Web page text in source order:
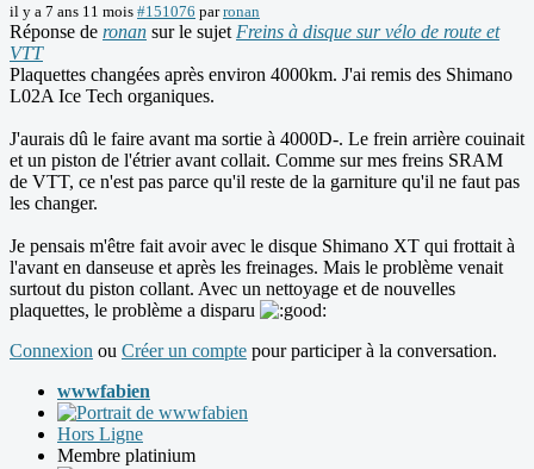
il y a 7 ans 11 mois #151076 parronan
Réponse de ronan sur le sujet Freins à disque sur vélo de route et
VTT
Plaquettes changées après environ 4000km. J'ai remis des Shimano
L02A Ice Tech organiques.
J'aurais dû le faire avant ma sortie à 4000D-. Le frein arrière couinait
et un piston de l'étrier avant collait. Comme sur mes freins SRAM
de VTT, ce n'est pas parce qu'il reste de la garniture qu'il ne faut pas
les changer.
Je pensais m'être fait avoir avec le disque Shimano XT qui frottait à
l'avant en danseuse et après les freinages. Mais le problème venait
surtout du piston collant. Avec un nettoyage et de nouvelles
plaquettes, le problème a disparu
Connexion ou Créer un compte pour participer à la conversation.
wwwfabien
Hors Ligne
Membre platinium